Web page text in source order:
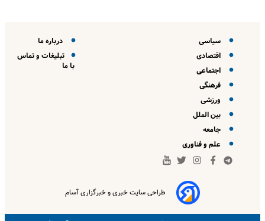
سیاسی
اقتصادی
اجتماعی
فرهنگی
ورزشی
بین الملل
جامعه
علم و فناوری
درباره ما
تبلیغات و تماس
با ما
طراحی سایت خبری و خبرگزاری آسام